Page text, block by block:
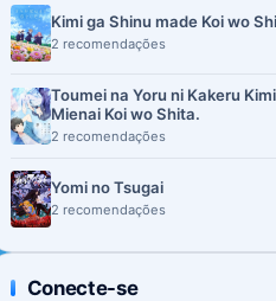
Kimi ga Shinu made Koi wo
2 recomendações
Toumei na Yoru ni Kakeru
Mienai Koi wo Shita.
2 recomendações
Yomi no Tsugai
2 recomendações
Conecte-se